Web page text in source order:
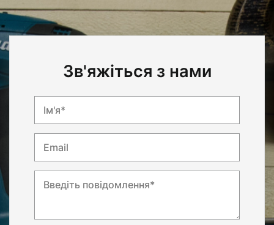
Зв'яжіться з нами
Ім'я*
Email
Введіть повідомлення*